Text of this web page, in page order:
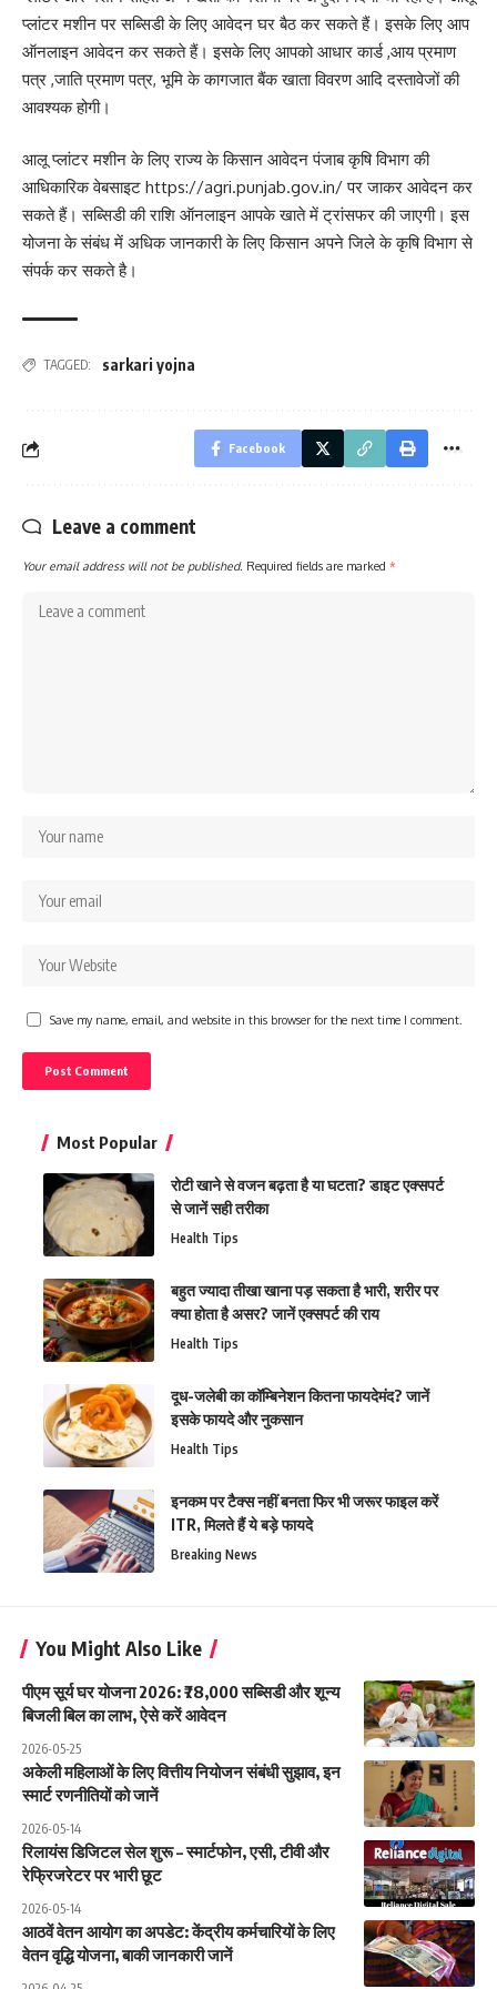
प्लांटर मशीन पर सब्सिडी के लिए आवेदन घर बैठ कर सकते हैं। इसके लिए आप
ऑनलाइन आवेदन कर सकते हैं। इसके लिए आपको आधार कार्ड ,आय प्रमाण
पत्र ,जाति प्रमाण पत्र, भूमि के कागजात बैंक खाता विवरण आदि दस्तावेजों की
आवश्यक होगी।
आलू प्लांटर मशीन के लिए राज्य के किसान आवेदन पंजाब कृषि विभाग की
आधिकारिक वेबसाइट https://agri.punjab.gov.in/ पर जाकर आवेदन कर
सकते हैं। सब्सिडी की राशि ऑनलाइन आपके खाते में ट्रांसफर की जाएगी। इस
योजना के संबंध में अधिक जानकारी के लिए किसान अपने जिले के कृषि विभाग से
संपर्क कर सकते है।
TAGGED: sarkari yojna
Facebook
Leave a comment
Your email address will not be published. Required fields are marked *
Save my name, email, and website in this browser for the next time I comment.
Most Popular
रोटी खाने से वजन बढ़ता है या घटता? डाइट एक्सपर्ट
से जानें सही तरीका
Health Tips
बहुत ज्यादा तीखा खाना पड़ सकता है भारी, शरीर पर
क्या होता है असर? जानें एक्सपर्ट की राय
Health Tips
दूध-जलेबी का कॉम्बिनेशन कितना फायदेमंद? जानें
इसके फायदे और नुकसान
Health Tips
इनकम पर टैक्स नहीं बनता फिर भी जरूर फाइल करें
ITR, मिलते हैं ये बड़े फायदे
Breaking News
You Might Also Like
पीएम सूर्य घर योजना 2026: ₹78,000 सब्सिडी और शून्य
बिजली बिल का लाभ, ऐसे करें आवेदन
2026-05-25
अकेली महिलाओं के लिए वित्तीय नियोजन संबंधी सुझाव, इन
स्मार्ट रणनीतियों को जानें
2026-05-14
रिलायंस डिजिटल सेल शुरू – स्मार्टफोन, एसी, टीवी और
रेफ्रिजरेटर पर भारी छूट
2026-05-14
आठवें वेतन आयोग का अपडेट: केंद्रीय कर्मचारियों के लिए
वेतन वृद्धि योजना, बाकी जानकारी जानें